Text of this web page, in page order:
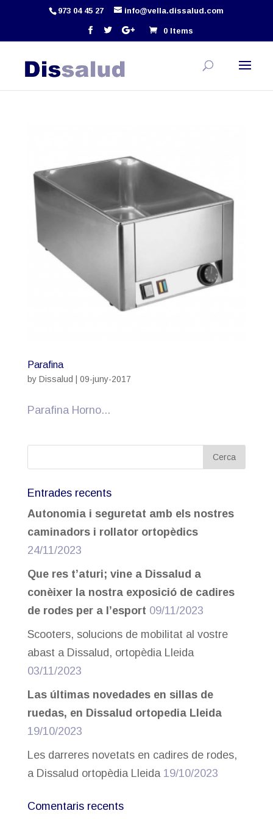
973 04 45 27 info@vella.dissalud.com
0 Items
Parafina
by Dissalud 09-juny-2017
Parafina Horno...
Entrades recents
Autonomia i seguretat amb els nostres
caminadors i rollator ortopèdics
24/11/2023
Que res t’aturi; vine a Dissalud a
conèixer la nostra exposició de cadires
de rodes per a l’esport 09/11/2023
Scooters, solucions de mobilitat al vostre
abast a Dissalud, ortopèdia Lleida
03/11/2023
Las últimas novedades en sillas de
ruedas, en Dissalud ortopedia Lleida
19/10/2023
Les darreres novetats en cadires de rodes,
a Dissalud ortopèdia Lleida 19/10/2023
Comentaris recents